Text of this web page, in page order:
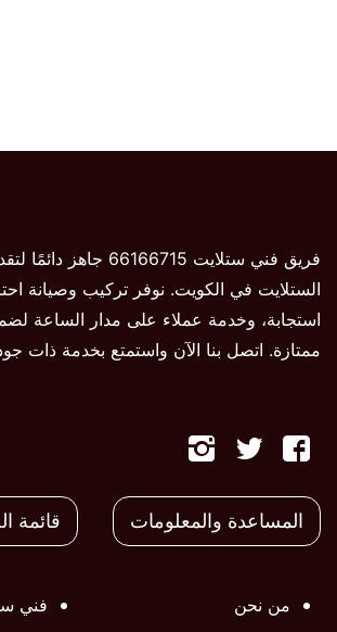
فريق فني ستلايت
الستلايت في الكويت. نوفر تركيب وصيانة
استجابة، وخدمة عملاء على مدار الساعة
ممتازة. اتصل بنا الآن واستمتع بخدمة ذات
تابعنا
على
تابعنا
علىعلى
المساعدة والمعلومات
من نحن
قائمة
فني